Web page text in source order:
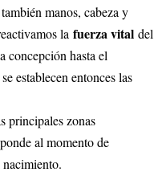
manos, cabeza y
la fuerza vital del
concepción hasta el
establecen entonces las
principales zonas
al momento de